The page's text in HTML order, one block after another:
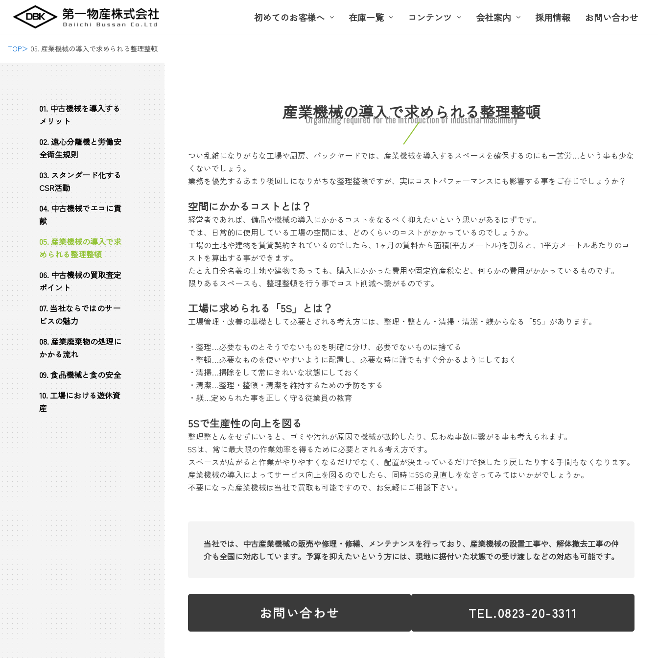
を
ッ
プ
初めてのお客様へ 在庫一覧 コンテンツ 会社案内 採用情報 お問い合わせ
TOP＞ 05. 産業機械の導入で求められる整理整頓
01. 中古機械を導入する
メリット
02. 遠心分離機と労働安
全衛生規則
03. スタンダード化する
CSR活動
04. 中古機械でエコに貢
献
05. 産業機械の導入で求
められる整理整頓
06. 中古機械の買取査定
ポイント
07. 当社ならではのサー
ビスの魅力
08. 産業廃棄物の処理に
かかる流れ
09. 食品機械と食の安全
10. 工場における遊休資
産
産業機械の導入で求められる整理整頓
Organizing required for the introduction of industrial machinery
つい乱雑になりがちな工場や厨房、バックヤードでは、産業機械を導入するスペースを確保するのにも一苦労…という事も少な
くないでしょう。
業務を優先するあまり後回しになりがちな整理整頓ですが、実はコストパフォーマンスにも影響する事をご存じでしょうか？
空間にかかるコストとは？
経営者であれば、備品や機械の導入にかかるコストをなるべく抑えたいという思いがあるはずです。
では、日常的に使用している工場の空間には、どのくらいのコストがかかっているのでしょうか。
工場の土地や建物を賃貸契約されているのでしたら、1ヶ月の賃料から面積(平方メートル)を割ると、1平方メートルあたりのコ
ストを算出する事ができます。
たとえ自分名義の土地や建物であっても、購入にかかった費用や固定資産税など、何らかの費用がかかっているものです。
限りあるスペースも、整理整頓を行う事でコスト削減へ繋がるのです。
工場に求められる「5S」とは？
工場管理・改善の基礎として必要とされる考え方には、整理・整とん・清掃・清潔・躾からなる「5S」があります。
・整理…必要なものとそうでないものを明確に分け、必要でないものは捨てる
・整頓…必要なものを使いやすいように配置し、必要な時に誰でもすぐ分かるようにしておく
・清掃…掃除をして常にきれいな状態にしておく
・清潔…整理・整頓・清潔を維持するための予防をする
・躾…定められた事を正しく守る従業員の教育
5Sで生産性の向上を図る
整理整とんをせずにいると、ゴミや汚れが原因で機械が故障したり、思わぬ事故に繋がる事も考えられます。
5Sは、常に最大限の作業効率を得るために必要とされる考え方です。
スペースが広がると作業がやりやすくなるだけでなく、配置が決まっているだけで探したり戻したりする手間もなくなります。
産業機械の導入によってサービス向上を図るのでしたら、同時に5Sの見直しをなさってみてはいかがでしょうか。
不要になった産業機械は当社で買取も可能ですので、お気軽にご相談下さい。
当社では、中古産業機械の販売や修理・修繕、メンテナンスを行っており、産業機械の設置工事や、解体撤去工事の仲
介も全国に対応しています。予算を抑えたいという方には、現地に据付いた状態での受け渡しなどの対応も可能です。
お問い合わせ TEL.0823-20-3311